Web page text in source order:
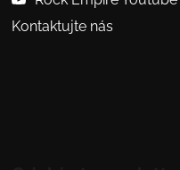
Kontaktujte nás